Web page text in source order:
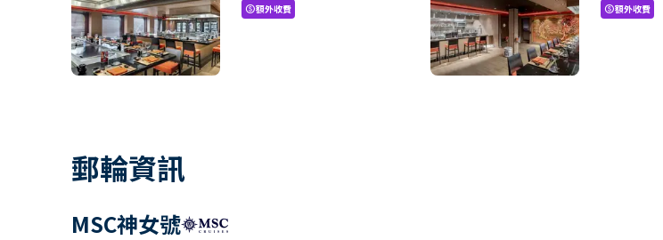
paid額外收費 paid額外收費
郵輪資訊
MSC神女號